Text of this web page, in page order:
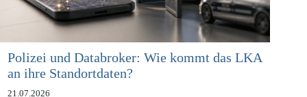
Polizei und Databroker: Wie kommt das LKA
an ihre Standortdaten?